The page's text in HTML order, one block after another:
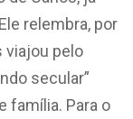
relembra, por
viajou pelo
secular”
família. Para o